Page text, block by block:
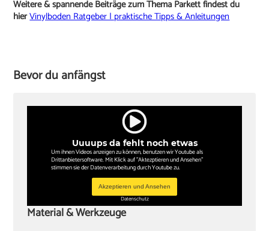
Weitere & spannende Beiträge zum Thema Parkett findest du
hierVinylboden Ratgeber | praktische Tipps & Anleitungen
Bevor du anfängst
Uuuups da fehlt noch etwas
Um ihnen Videos anzeigen zu können, benutzen wir Youtube als
Drittanbietersoftware. Mit Klick auf "Aktezptieren und Ansehen"
stimmen sie der Datenverarbeitung durch Youtube zu.
Akzeptieren und Ansehen
Datenschutz
Material & Werkzeuge